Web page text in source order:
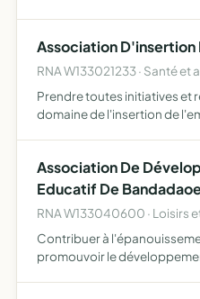
Association D'insertion
RNA W133021233 · Santé
Prendre toutes initiatives et
domaine de l'insertion de
Association De
Educatif De
RNA W133040600 · Loisirs
Contribuer à
promouvoir le